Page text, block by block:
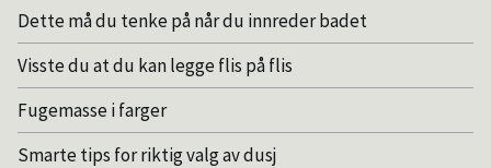
Dette må du tenke på når du innreder badet
Visste du at du kan legge flis på flis
Fugemasse i farger
Smarte tips for riktig valg av dusj